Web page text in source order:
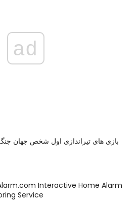
ad
بازی های تیراندازی اول شخص جهان
Service